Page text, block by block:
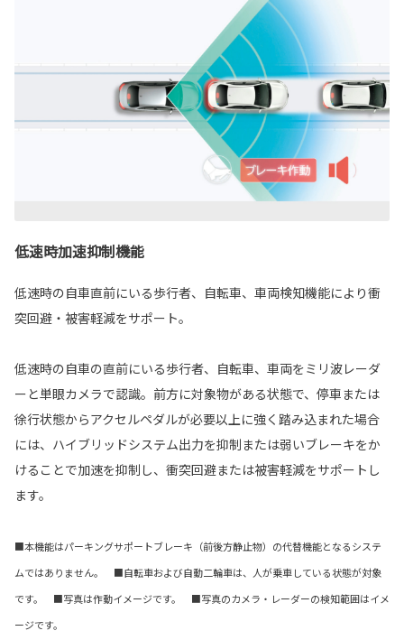
低速時加速抑制機能
低速時の自車直前にいる歩行者、自転車、車両検知機能により衝
突回避・被害軽減をサポート。
低速時の自車の直前にいる歩行者、自転車、車両をミリ波レーダ
ーと単眼カメラで認識。前方に対象物がある状態で、停車または
徐行状態からアクセルペダルが必要以上に強く踏み込まれた場合
には、ハイブリッドシステム出力を抑制または弱いブレーキをか
けることで加速を抑制し、衝突回避または被害軽減をサポートし
ます。
■本機能はパーキングサポートブレーキ（前後方静止物）の代替機能となるシステ
ムではありません。 ■自転車および自動二輪車は、人が乗車している状態が対象
です。 ■写真は作動イメージです。 ■写真のカメラ・レーダーの検知範囲はイメ
ージです。